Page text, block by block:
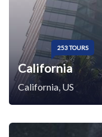
253 TOURS
California
California, US